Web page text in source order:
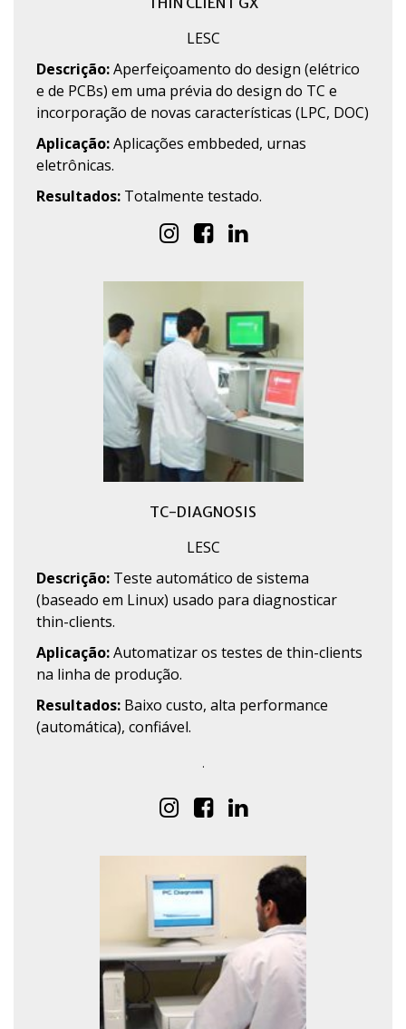
LESC
Descrição:Aperfeiçoamento do design (elétrico
e de PCBs) em uma prévia do design do TC e
incorporação de novas características (LPC, DOC)
Aplicação:Aplicações embbeded, urnas
eletrônicas.
Resultados: Totalmente testado.
TC-DIAGNOSIS
LESC
Descrição: Teste automático de sistema
(baseado em Linux) usado para diagnosticar
thin-clients.
Aplicação:Automatizar os testes de thin-clients
na linha de produção.
Resultados: Baixo custo, alta performance
(automática), confiável.
.